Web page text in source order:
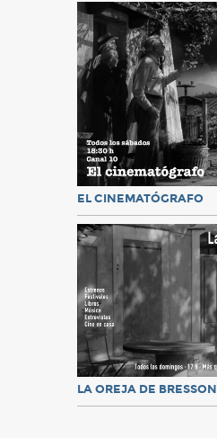
EL CINEMATÓGRAFO
LA OREJA DE BRESSON